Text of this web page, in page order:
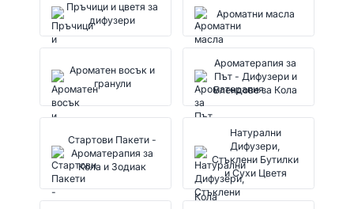
Пръчици и цветя за
дифузери
Ароматни масла
Ароматен восък и
гранули
Ароматерапия за
Път - Дифузери и
Блендове за Кола
Стартови Пакети -
Ароматерапия за
Кола и Зодиак
Натурални
Дифузери,
Стъклени Бутилки
и Сухи Цветя